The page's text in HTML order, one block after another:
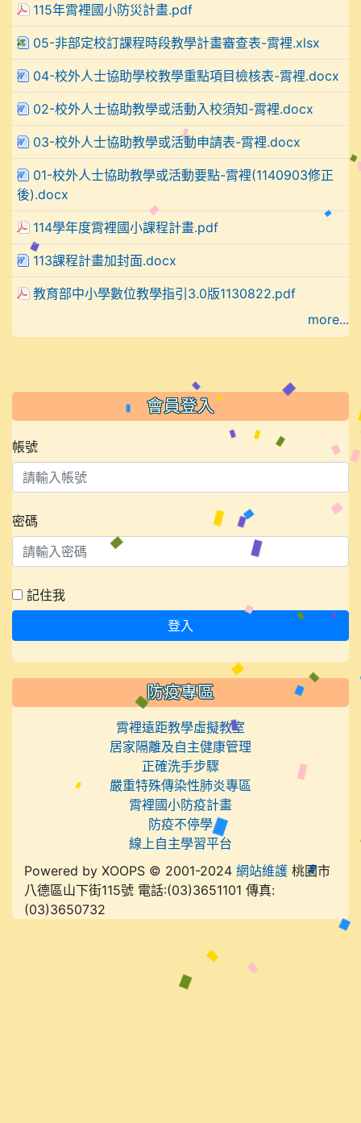
115年霄裡國小防災計畫.pdf
05-非部定校訂課程時段教學計畫審查表-霄裡.xlsx
04-校外人士協助學校教學重點項目檢核表-霄裡.docx
02-校外人士協助教學或活動入校須知-霄裡.docx
03-校外人士協助教學或活動申請表-霄裡.docx
01-校外人士協助教學或活動要點-霄裡(1140903修正
後).docx
114學年度霄裡國小課程計畫.pdf
113課程計畫加封面.docx
教育部中小學數位教學指引3.0版1130822.pdf
more...
會員登入
帳號
密碼
記住我
登入
防疫專區
霄裡遠距教學虛擬教室
居家隔離及自主健康管理
正確洗手步驟
嚴重特殊傳染性肺炎專區
霄裡國小防疫計畫
防疫不停學
線上自主學習平台
Powered by XOOPS © 2001-2024 網站維護 桃園市
八德區山下街115號 電話:(03)3651101 傳真:
(03)3650732